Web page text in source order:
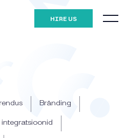
HIRE US
Bränding